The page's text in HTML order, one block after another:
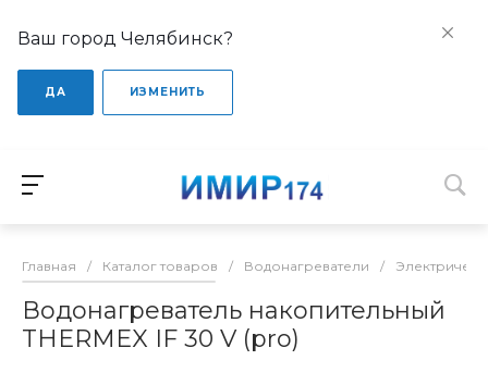
Ваш город Челябинск?
ДА ИЗМЕНИТЬ
Главная / Каталог товаров / Водонагреватели /
Водонагреватель накопительный
THERMEX IF 30 V (pro)